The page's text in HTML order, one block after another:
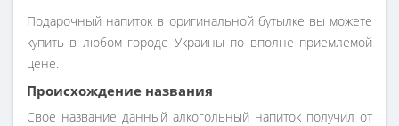
Подарочный напиток в оригинальной бутылке вы можете
купить в любом городе Украины по вполне приемлемой
цене.
Происхождение названия
Свое название данный алкогольный напиток получил от